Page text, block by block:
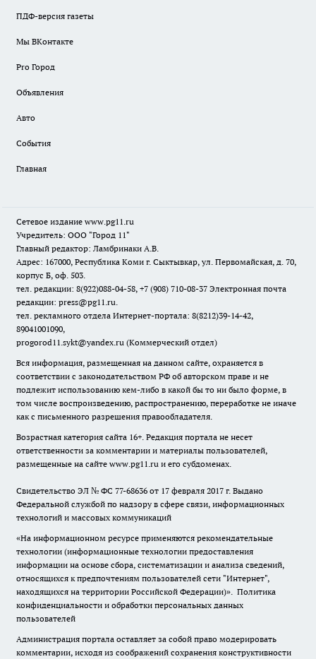
ПДФ-версия газеты
Мы ВКонтакте
Pro Город
Объявления
Авто
События
Главная
Сетевое издание www.pg11.ru
Учредитель: ООО "Город 11"
Главный редактор: Ламбринаки А.В.
Адрес: 167000, Республика Коми г. Сыктывкар, ул. Первомайская, д. 70,
корпус Б, оф. 503.
тел. редакции: 8(922)088-04-58, +7 (908) 710-08-37 Электронная почта
редакции: press@pg11.ru.
тел. рекламного отдела Интернет-портала: 8(8212)39-14-42,
89041001090,
progorod11.sykt@yandex.ru (Коммерческий отдел)
Вся информация, размещенная на данном сайте, охраняется в
соответствии с законодательством РФ об авторском праве и не
подлежит использованию кем-либо в какой бы то ни было форме, в
том числе воспроизведению, распространению, переработке не иначе
как с письменного разрешения правообладателя.
Возрастная категория сайта 16+. Редакция портала не несет
ответственности за комментарии и материалы пользователей,
размещенные на сайте www.pg11.ru и его субдоменах.
Свидетельство ЭЛ № ФС 77-68636 от 17 февраля 2017 г. Выдано
Федеральной службой по надзору в сфере связи, информационных
технологий и массовых коммуникаций
«На информационном ресурсе применяются рекомендательные
технологии (информационные технологии предоставления
информации на основе сбора, систематизации и анализа сведений,
относящихся к предпочтениям пользователей сети "Интернет",
находящихся на территории Российской Федерации)». Политика
конфиденциальности и обработки персональных данных
пользователей
Администрация портала оставляет за собой право модерировать
комментарии, исходя из соображений сохранения конструктивности